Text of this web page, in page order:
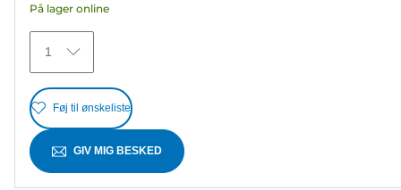
stjerner.
371
anmeldelser
På lager online
1
Føj til ønskeliste
GIV MIG BESKED